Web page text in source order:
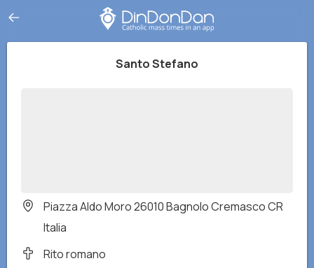
Santo Stefano
Piazza Aldo Moro 26010 Bagnolo Cremasco CR
Italia
Rito romano